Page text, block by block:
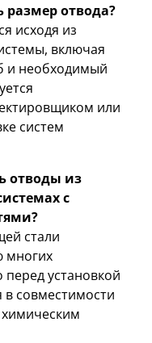
размер отвода?
исходя из
включая
и необходимый
или
систем
отводы из
с
стали
многих
перед установкой
в совместимости